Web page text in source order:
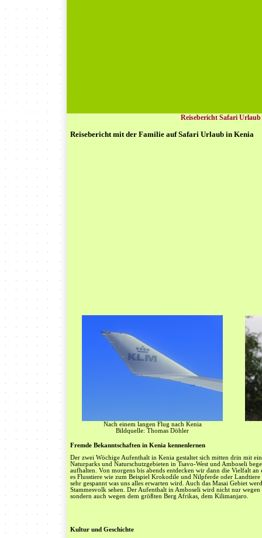
Reisebericht Safari
Reisebericht mit der Familie auf Safari Urlaub in Kenia
Nach einem langen Flug nach Kenia
Bildquelle: Thomas Döhler
Fremde Bekanntschaften in Kenia kennenlernen
Der zwei Wöchige Aufenthalt in Kenia gestaltet sich mitten drin mit
Naturparks und Naturschutzgebieten in Tsavo-West und Amboseli
aufhalten. Von morgens bis abends entdecken wir dann die Vielfalt
es Flusstiere wie zum Beispiel Krokodile und Nilpferde oder
sehr gespannt was uns alles erwarten wird. Auch das Masai Gebiet
Stammesvolk sehen. Der Aufenthalt in Amboseli wird nicht nur
sondern auch wegen dem größten Berg Afrikas, dem Kilimanjaro.
Kultur und Geschichte